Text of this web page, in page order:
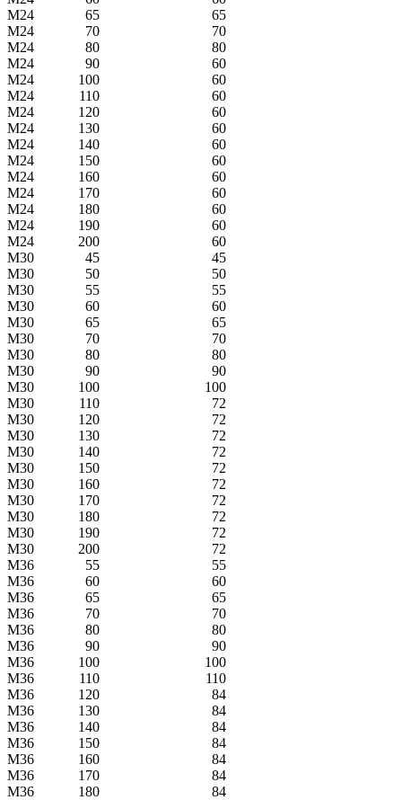
M24
65
65
M24
70
70
M24
80
80
M24
90
60
M24
100
60
M24
110
60
M24
120
60
M24
130
60
M24
140
60
M24
150
60
M24
160
60
M24
170
60
M24
180
60
M24
190
60
M24
200
60
M30
45
45
M30
50
50
M30
55
55
M30
60
60
M30
65
65
M30
70
70
M30
80
80
M30
90
90
M30
100
100
M30
110
72
M30
120
72
M30
130
72
M30
140
72
M30
150
72
M30
160
72
M30
170
72
M30
180
72
M30
190
72
M30
200
72
M36
55
55
M36
60
60
M36
65
65
M36
70
70
M36
80
80
M36
90
90
M36
100
100
M36
110
110
M36
120
84
M36
130
84
M36
140
84
M36
150
84
M36
160
84
M36
170
84
M36
180
84